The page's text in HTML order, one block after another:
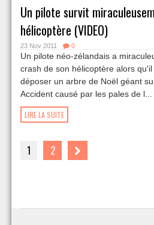
Un pilote survit
hélicoptère (VIDEO)
23 Nov 2011 0
Un pilote néo-zélandais a
crash de son hélicoptère alors
déposer un arbre de Noël géant
Accident causé par les pales de l...
LIRE LA SUITE
1 2